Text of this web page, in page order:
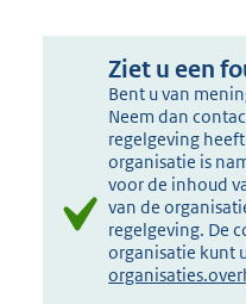
Ziet u een
Bent u van
Neem dan
regelgeving
organisatie is
voor de inhoud
van de
regelgeving. De
organisatie kunt